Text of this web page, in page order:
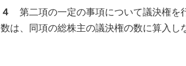
４
第二項の一定の事項について議決権を
数は、同項の総株主の議決権の数に算入し